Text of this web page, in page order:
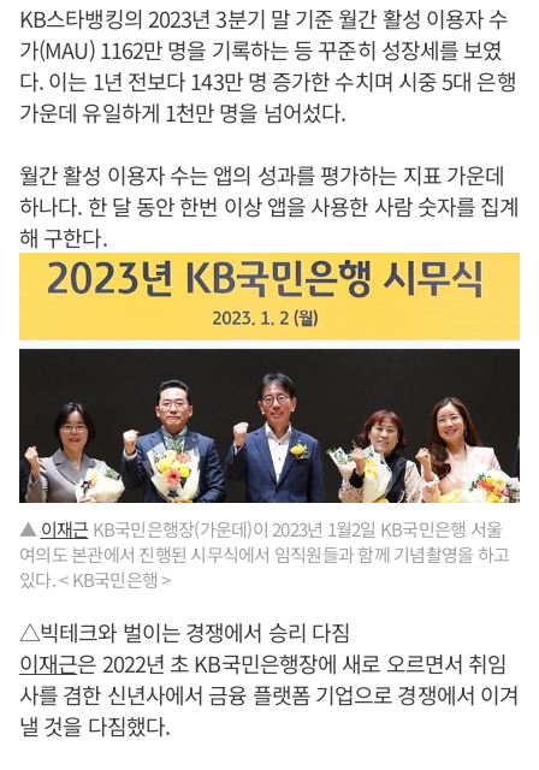
KB스타뱅킹의 2023년 3분기 말 기준 월간 활성 이용자 수
가(MAU) 1162만 명을 기록하는 등 꾸준히 성장세를 보였
다. 이는 1년 전보다 143만 명 증가한 수치며 시중 5대 은행
가운데 유일하게 1천만 명을 넘어섰다.
월간 활성 이용자 수는 앱의 성과를 평가하는 지표 가운데
하나다. 한 달 동안 한번 이상 앱을 사용한 사람 숫자를 집계
해 구한다.
▲ 이재근 KB국민은행장(가운데)이 2023년 1월2일 KB국민은행 서울
여의도 본관에서 진행된 시무식에서 임직원들과 함께 기념촬영을 하고
있다. < KB국민은행 >
△빅테크와 벌이는 경쟁에서 승리 다짐
이재근은 2022년 초 KB국민은행장에 새로 오르면서 취임
사를 겸한 신년사에서 금융 플랫폼 기업으로 경쟁에서 이겨
낼 것을 다짐했다.